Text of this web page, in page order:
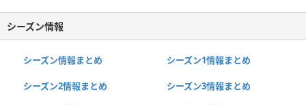
シーズン情報
シーズン情報まとめ シーズン1情報まとめ
シーズン2情報まとめ シーズン3情報まとめ